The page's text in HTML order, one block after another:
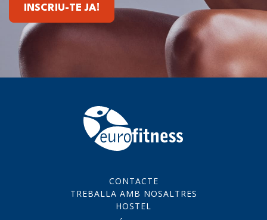
INSCRIU-TE JA!
CONTACTE
TREBALLA AMB NOSALTRES
HOSTEL